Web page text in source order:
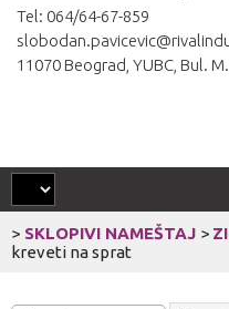
Tel: 064/64-67-859
11070 Beograd, YUBC, Bul.
> SKLOPIVI NAMEŠTAJ >
kreveti na sprat